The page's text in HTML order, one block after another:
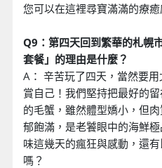
您可以在這裡尋寶滿滿的療癒
Q9：第四天回到繁華的札幌
套餐」的理由是什麼？
A： 辛苦玩了四天，當然要
賞自己！我們堅持把最好的
的毛蟹，雖然體型嬌小，但
郁飽滿，是老饕眼中的海鮮
味這幾天的瘋狂與感動，還
嗎？